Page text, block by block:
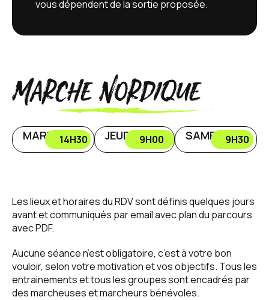
vous dépendent de la sortie proposée.
Marche Nordique
MARDI 14H30 JEUDI 9H00 SAMEDI 9H30
Les lieux et horaires du RDV sont définis quelques jours
avant et communiqués par email avec plan du parcours
avec PDF.
Aucune séance n’est obligatoire, c’est à votre bon
vouloir, selon votre motivation et vos objectifs. Tous les
entrainements et tous les groupes sont encadrés par
des marcheuses et marcheurs bénévoles.